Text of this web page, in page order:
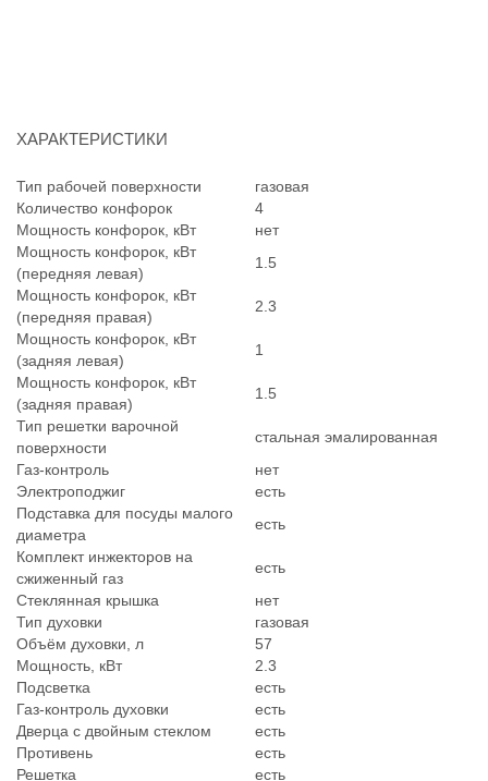
ХАРАКТЕРИСТИКИ
Тип рабочей поверхности
газовая
Количество конфорок
4
Мощность конфорок, кВт
нет
Мощность конфорок, кВт
(передняя левая)
1.5
Мощность конфорок, кВт
(передняя правая)
2.3
Мощность конфорок, кВт
(задняя левая)
1
Мощность конфорок, кВт
(задняя правая)
1.5
Тип решетки варочной
поверхности
стальная эмалированная
Газ-контроль
нет
Электроподжиг
есть
Подставка для посуды малого
диаметра
есть
Комплект инжекторов на
сжиженный газ
есть
Стеклянная крышка
нет
Тип духовки
газовая
Объём духовки, л
57
Мощность, кВт
2.3
Подсветка
есть
Газ-контроль духовки
есть
Дверца с двойным стеклом
есть
Противень
есть
Решетка
есть